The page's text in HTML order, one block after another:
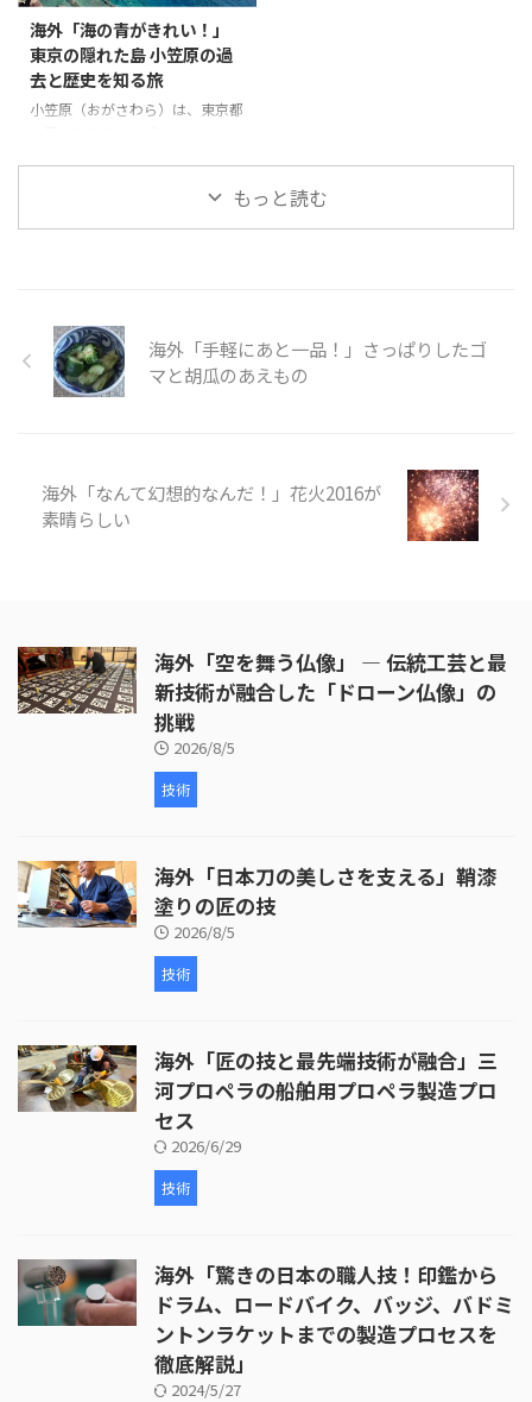
は、ショーを見ながら食事を楽し
むことができる空間で、ここでは
ビーガン料理が頂ける。他にもこ
こ淡路島には、人気キャラクター
とコラボした空間が存在してい
が田舎を救う」の様子を見てみま
...
海外「海の青がきれい！」
東京の隠れた島 小笠原の過
去と歴史を知る旅
小笠原（おがさわら）は、東京都
る。たくさんある島の中で人が住
んでいるのは母島、父島で、フェ
ガイドをつける必要がある。今回
の旅は、小笠原の歴史についても
触れている。また、自然保護のた
め、靴についた砂や種を落とす必
小笠原」の様子を見てみましょ
う。 引 ...
もっと読む
海外「手軽にあと一品！」さっぱりしたゴ
マと胡瓜のあえもの
海外「なんて幻想的なんだ！」花火2016が
素晴らしい
海外「空を舞う仏像」 ― 伝統工芸と最
新技術が融合した「ドローン仏像」の
挑戦
2026/8/5
技術
海外「日本刀の美しさを支える」鞘漆
塗りの匠の技
2026/8/5
技術
海外「匠の技と最先端技術が融合」三
河プロペラの船舶用プロペラ製造プロ
セス
2026/6/29
技術
海外「驚きの日本の職人技！印鑑から
ドラム、ロードバイク、バッジ、バドミ
ントンラケットまでの製造プロセスを
徹底解説」
2024/5/27